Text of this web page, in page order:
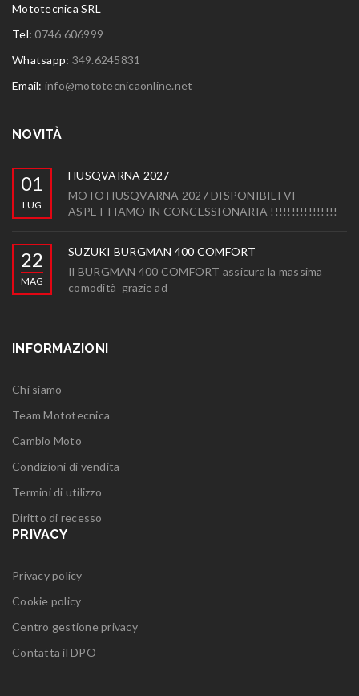
Mototecnica SRL
Tel:0746 606999
Whatsapp: 349.6245831
Email: info@mototecnicaonline.net
NOVITÀ
01
LUG
HUSQVARNA 2027
MOTO HUSQVARNA 2027 DISPONIBILI VI
ASPETTIAMO IN CONCESSIONARIA !!!!!!!!!!!!!!!!
22
MAG
SUZUKI BURGMAN 400 COMFORT
Il BURGMAN 400 COMFORT assicura la massima
comodità grazie ad
INFORMAZIONI
Chi siamo
Team Mototecnica
Cambio Moto
Condizioni di vendita
Termini di utilizzo
Diritto di recesso
PRIVACY
Privacy policy
Cookie policy
Centro gestione privacy
Contatta il DPO